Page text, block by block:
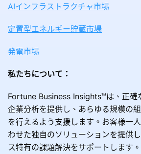
AIインフラストラクチャ市場
定置型エネルギー貯蔵市場
発電市場
私たちについて：
Fortune Business Insights™は、正確
企業分析を提供し、あらゆる規模の
を行えるよう支援します。お客様一
わせた独自のソリューションを提供
ス特有の課題解決をサポートします